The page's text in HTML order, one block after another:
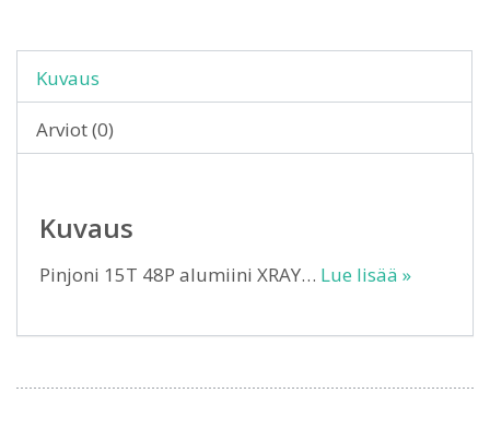
Kuvaus
Arviot (0)
Kuvaus
Pinjoni 15T 48P alumiini XRAY… Lue lisää »